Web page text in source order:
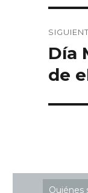
Entrada
Día
de
Quiénes